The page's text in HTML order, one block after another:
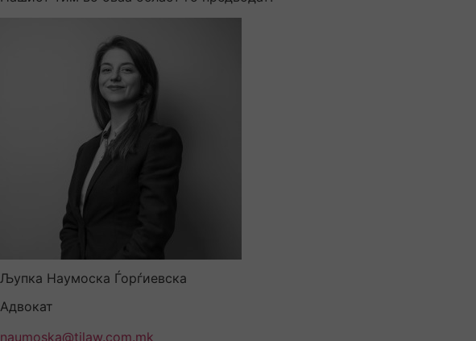
Љупка Наумоска Ѓорѓиевска
Адвокат
naumoska@tjlaw.com.mk